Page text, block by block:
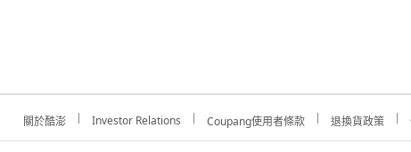
關於酷澎 Investor Relations Coupang使用者條款 退換貨政策